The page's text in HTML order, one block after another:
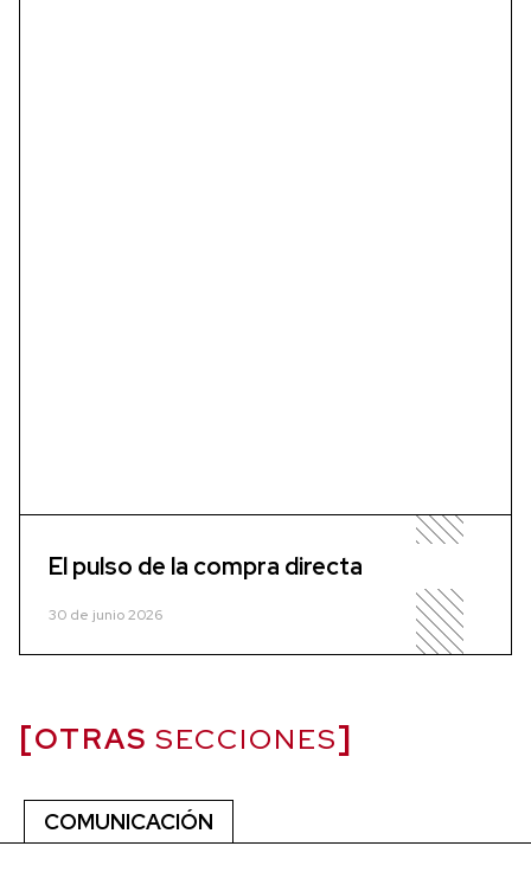
El pulso de la compra directa
30 de junio 2026
OTRAS SECCIONES
COMUNICACIÓN